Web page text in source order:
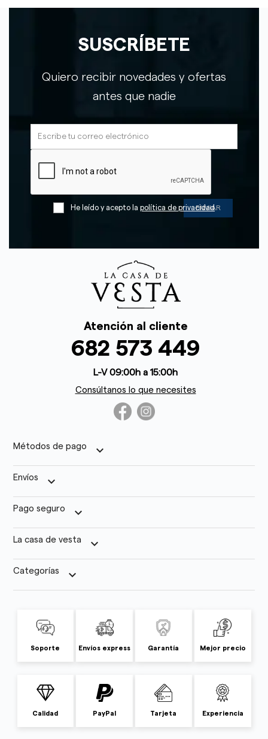
SUSCRÍBETE
Quiero recibir novedades y ofertas
antes que nadie
He leído y acepto la política de privacidad
Atención al cliente
682 573 449
L-V 09:00h a 15:00h
Consúltanos lo que necesites
Métodos de pago keyboard_arrow_down
Envíos keyboard_arrow_down
Pago seguro keyboard_arrow_down
La casa de vesta keyboard_arrow_down
Categorías keyboard_arrow_down
Soporte Envíos express Garantía Mejor precio
Calidad PayPal Tarjeta Experiencia